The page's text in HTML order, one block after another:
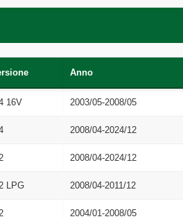
Anno
16V 2003/05-2008/05
2008/04-2024/12
2008/04-2024/12
LPG 2008/04-2011/12
2004/01-2008/05